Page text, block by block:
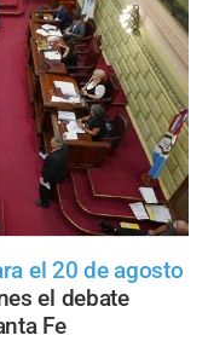
el 20 de agosto
el debate
Fe